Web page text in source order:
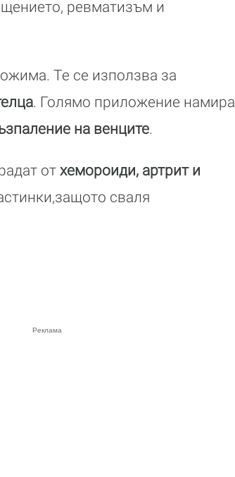
ревматизъм и
Те се използва за
. Голямо приложение намира
на венците.
от хемороиди, артрит и
сваля